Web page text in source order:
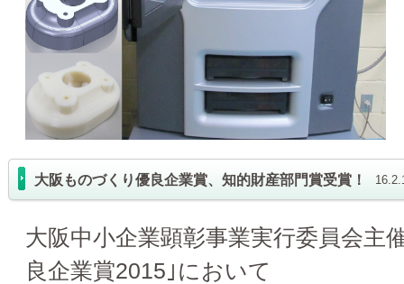
大阪ものづくり優良企業賞、知的財産部門賞受賞！
大阪中小企業顕彰事業実行委員会主
良企業賞2015｣において